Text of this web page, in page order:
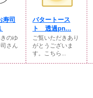
寿司
のゆ
さん
バタートース
ト 透過pn...
ご覧いただきあり
がとうございま
す。こちら...